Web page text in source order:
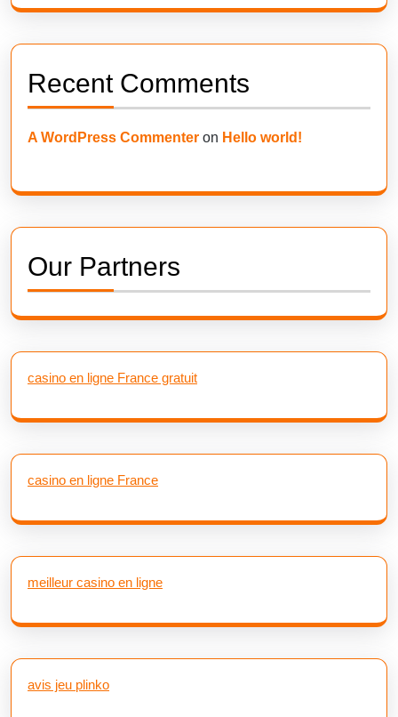
Recent Comments
A WordPress Commenter on Hello world!
Our Partners
casino en ligne France gratuit
casino en ligne France
meilleur casino en ligne
avis jeu plinko